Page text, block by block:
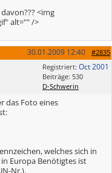
<img
alt="" />
#2835
30.01.2009 12:40
Registriert: Oct 2001
Beiträge: 530
D-Schwerin
das Foto eines
welches sich in
Europa Benötigtes ist
Nr.).